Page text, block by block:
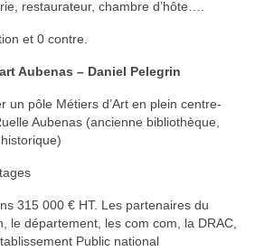
restaurateur, chambre d’hôte….
et 0 contre.
Aubenas – Daniel Pelegrin
un pôle Métiers d’Art en plein centre-
Aubenas (ancienne bibliothèque,
315 000 € HT. Les partenaires du
le département, les com com, la DRAC,
Public national